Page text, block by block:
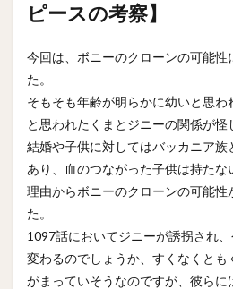
ピースの考察】
今回は、ボニーのクローンの可能性
た。
そもそも年齢が明らかに幼いと思
と思われたくまとジニーの関係が
結婚や子供に対してはバッカニア
あり、血のつながった子供は持た
理由からボニーのクローンの可能性
た。
1097話においてジニーが誘拐され
変わるのでしょうか、すくなくとも
がまっていそうなのですが、彼ら